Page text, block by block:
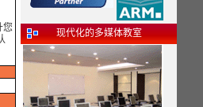
现代化的多媒体教室
您